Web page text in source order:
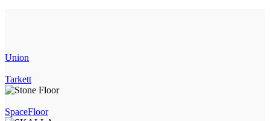
Union
Tarkett
SpaceFloor